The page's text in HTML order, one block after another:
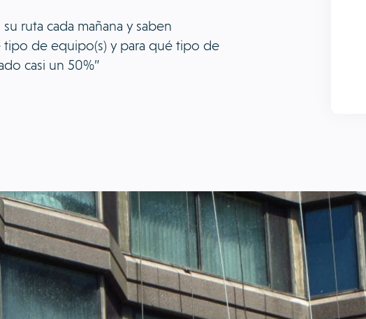
ruta cada mañana y saben
de equipo(s) y para qué tipo de
casi un 50%”